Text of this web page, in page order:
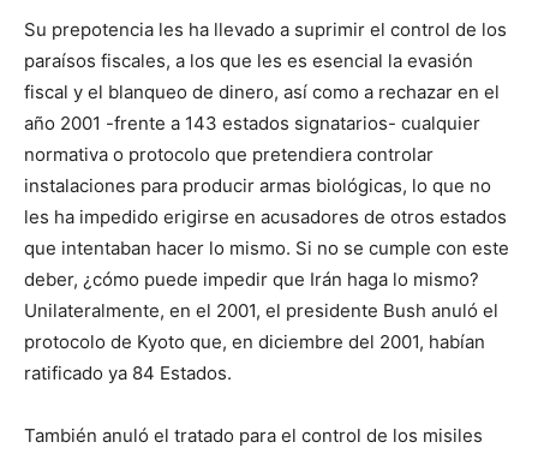
Su prepotencia les ha llevado a suprimir el control de los
paraísos fiscales, a los que les es esencial la evasión
fiscal y el blanqueo de dinero, así como a rechazar en el
año 2001 -frente a 143 estados signatarios- cualquier
normativa o protocolo que pretendiera controlar
instalaciones para producir armas biológicas, lo que no
les ha impedido erigirse en acusadores de otros estados
que intentaban hacer lo mismo. Si no se cumple con este
deber, ¿cómo puede impedir que Irán haga lo mismo?
Unilateralmente, en el 2001, el presidente Bush anuló el
protocolo de Kyoto que, en diciembre del 2001, habían
ratificado ya 84 Estados.
También anuló el tratado para el control de los misiles